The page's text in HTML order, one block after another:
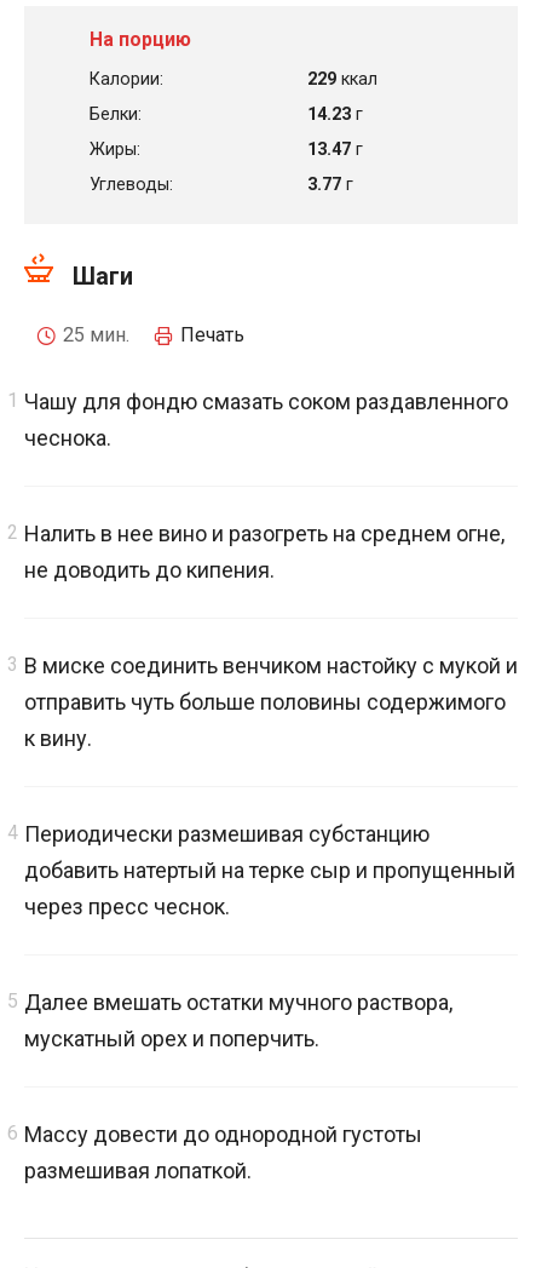
На порцию
Калории: 229 ккал
Белки:
14.23 г
Жиры:
13.47 г
Углеводы:
3.77 г
Шаги
25 мин. Печать
Чашу для фондю смазать соком раздавленного
чеснока.
Налить в нее вино и разогреть на среднем огне,
не доводить до кипения.
В миске соединить венчиком настойку с мукой и
отправить чуть больше половины содержимого
к вину.
Периодически размешивая субстанцию
добавить натертый на терке сыр и пропущенный
через пресс чеснок.
Далее вмешать остатки мучного раствора,
мускатный орех и поперчить.
Массу довести до однородной густоты
размешивая лопаткой.